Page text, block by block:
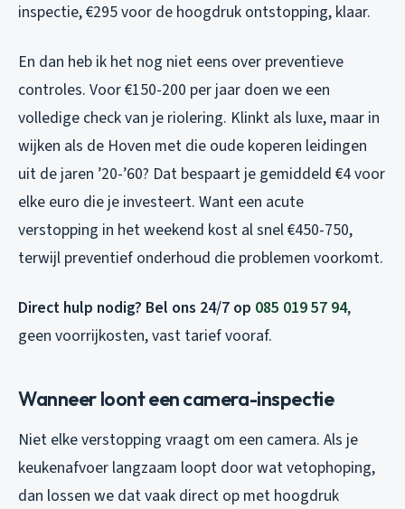
inspectie, €295 voor de hoogdruk ontstopping, klaar.
En dan heb ik het nog niet eens over preventieve
controles. Voor €150-200 per jaar doen we een
volledige check van je riolering. Klinkt als luxe, maar in
wijken als de Hoven met die oude koperen leidingen
uit de jaren ’20-’60? Dat bespaart je gemiddeld €4 voor
elke euro die je investeert. Want een acute
verstopping in het weekend kost al snel €450-750,
terwijl preventief onderhoud die problemen voorkomt.
Direct hulp nodig? Bel ons 24/7 op 085 019 57 94,
geen voorrijkosten, vast tarief vooraf.
Wanneer loont een camera-inspectie
Niet elke verstopping vraagt om een camera. Als je
keukenafvoer langzaam loopt door wat vetophoping,
dan lossen we dat vaak direct op met hoogdruk